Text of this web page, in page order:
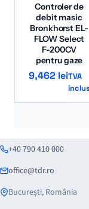
Controler de
debit masic
Bronkhorst EL-
FLOW Select
F-200CV
pentru gaze
9,462 leiTVA
+40 790 410 000
office@tdr.ro
București, România